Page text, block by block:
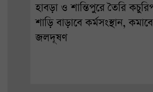
হাবড়া ও শান্তিপুরে তৈরি
শাড়ি বাড়াবে কর্মসংস্থান, কমাবে
জলদূষণ